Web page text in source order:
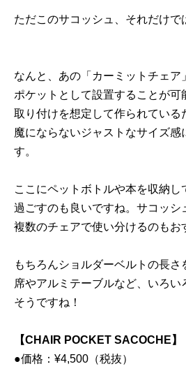
ただこのサコッシュ、それだけで
なんと、あの「カーミットチェア
ポケットとして設置することが可
取り付けを想定して作られている
魔にならないジャストなサイズ感
す。
ここにペットボトルや本を収納し
過ごすのも良いですね。サコッシ
複数のチェアで使い分けるのもお
もちろんショルダーベルトの長さ
席やアルミテーブルなど、いろい
そうですね！
【CHAIR POCKET SACOCHE】
●価格：¥4,500（税抜）